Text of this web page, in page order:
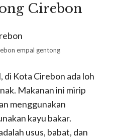
Cirebon
empal gentong
di Kota Cirebon ada loh
Makanan ini mirip
menggunakan
kayu bakar.
usus, babat, dan